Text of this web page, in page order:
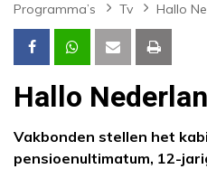
Programma’s Tv Hallo
Hallo
Vakbonden stellen het
pensioenultimatum, 12-